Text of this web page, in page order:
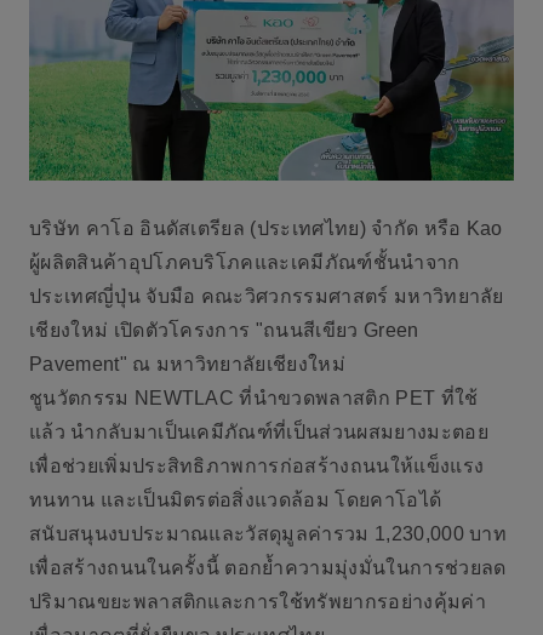
บริษัท คาโอ อินดัสเตรียล (ประเทศไทย) จำกัด หรือ Kao
ผู้ผลิตสินค้าอุปโภคบริโภคและเคมีภัณฑ์ชั้นนำจาก
ประเทศญี่ปุ่น จับมือ คณะวิศวกรรมศาสตร์ มหาวิทยาลัย
เชียงใหม่ เปิดตัวโครงการ "ถนนสีเขียว Green
Pavement" ณ มหาวิทยาลัยเชียงใหม่
ชูนวัตกรรม NEWTLAC ที่นำขวดพลาสติก PET ที่ใช้
แล้ว นำกลับมาเป็นเคมีภัณฑ์ที่เป็นส่วนผสมยางมะตอย
เพื่อช่วยเพิ่มประสิทธิภาพการก่อสร้างถนนให้แข็งแรง
ทนทาน และเป็นมิตรต่อสิ่งแวดล้อม โดยคาโอได้
สนับสนุนงบประมาณและวัสดุมูลค่ารวม 1,230,000 บาท
เพื่อสร้างถนนในครั้งนี้ ตอกย้ำความมุ่งมั่นในการช่วยลด
ปริมาณขยะพลาสติกและการใช้ทรัพยากรอย่างคุ้มค่า